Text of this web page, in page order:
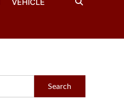
VEHICLE
Search